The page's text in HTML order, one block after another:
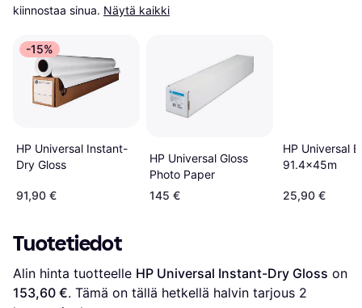
kiinnostaa sinua. Näytä kaikki
-15%
HP Universal Instant-
Dry Gloss
91,90 €
HP Universal Gloss
Photo Paper
145 €
HP Universal
91.4x45m
25,90 €
Tuotetiedot
Alin hinta tuotteelle HP Universal Instant-Dry Gloss
153,60 €. Tämä on tällä hetkellä halvin tarjous 2